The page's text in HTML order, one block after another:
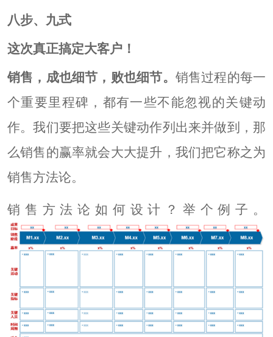
八步、九式
这次真正搞定大客户！
销售，成也细节，败也细节。 销售过程的每一
个重要里程碑，都有一些不能忽视的关键动
作。我们要把这些关键动作列出来并做到，那
么销售的赢率就会大大提升，我们把它称之为
销售方法论。
销售方法论如何设计？举个例子。